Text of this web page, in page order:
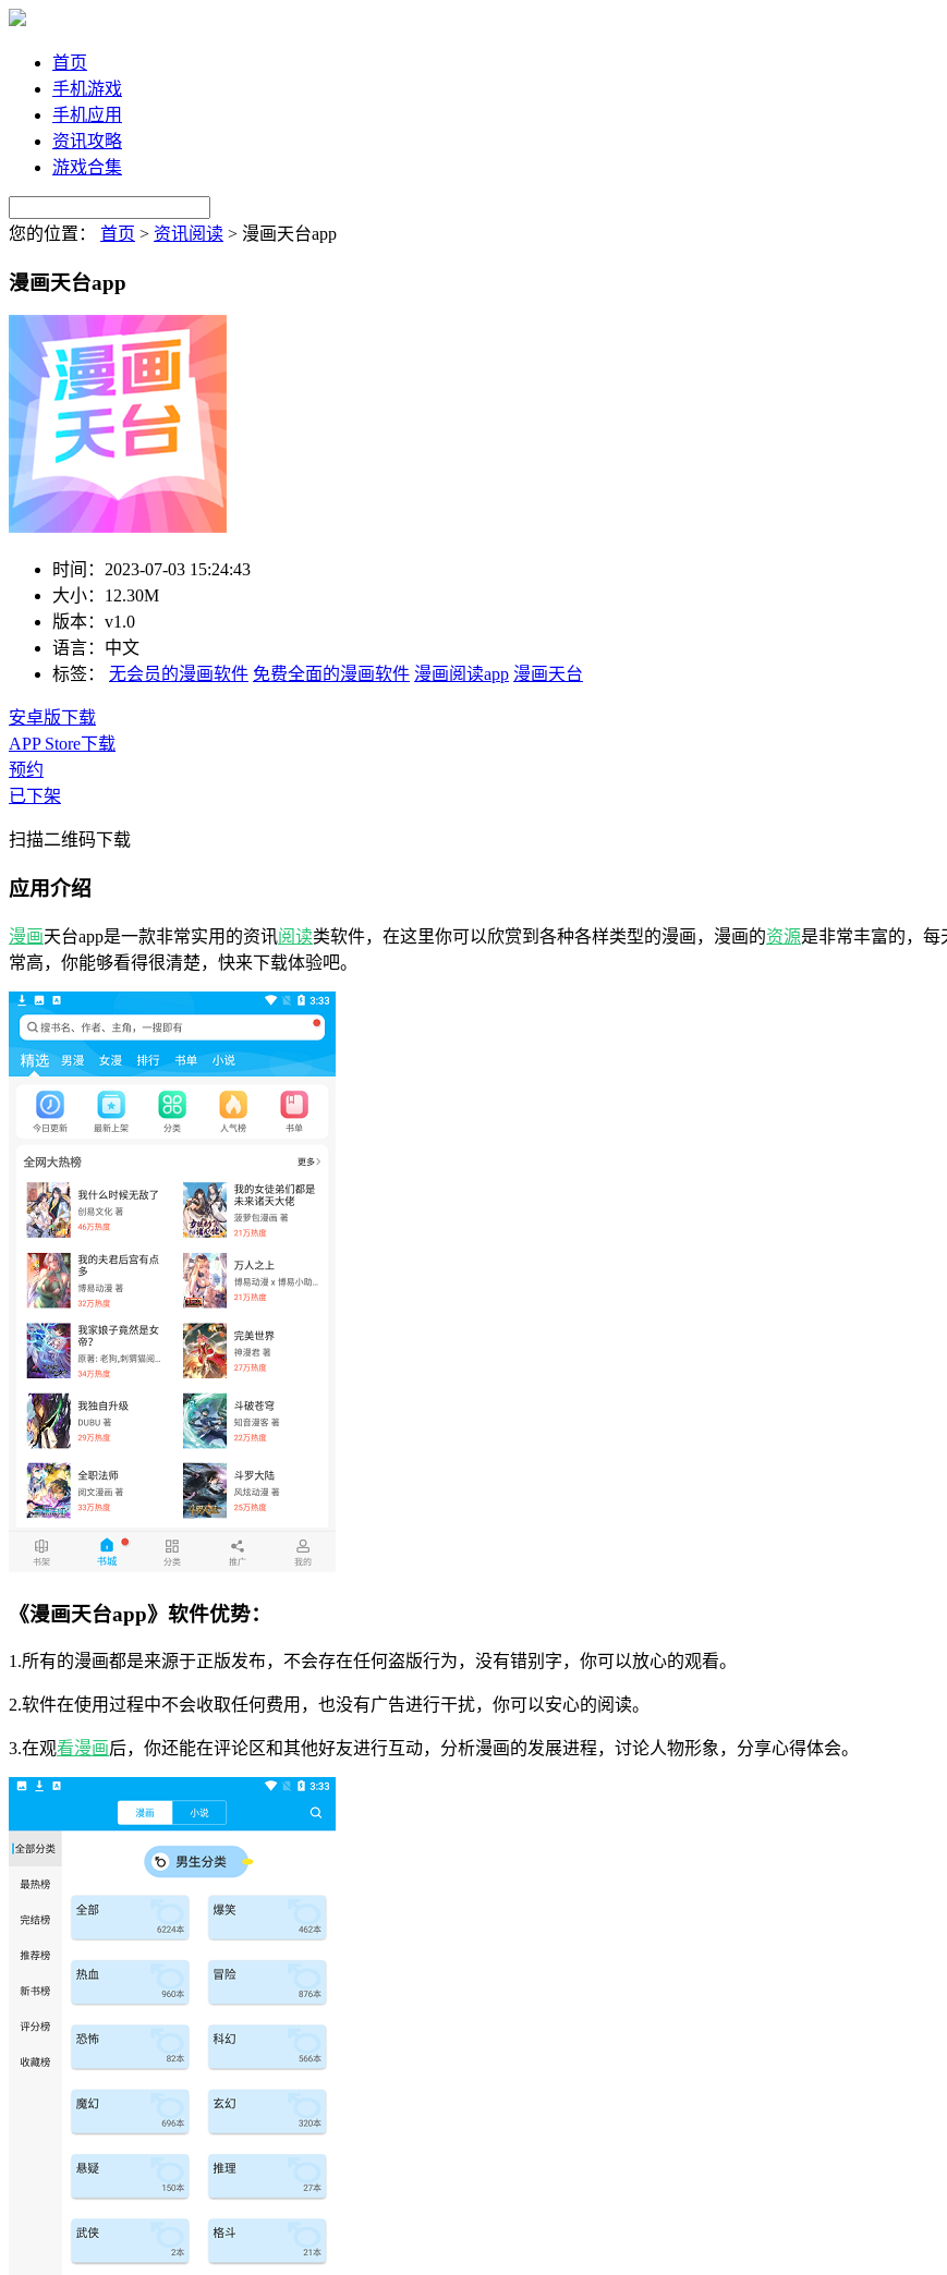
首页
手机游戏
手机应用
资讯攻略
游戏合集
您的位置： 首页 > 资讯阅读 > 漫画天台app
漫画天台app
时间： 2023-07-03 15:24:43
大小： 12.30M
版本： v1.0
语言： 中文
标签：
无会员的漫画软件 免费全面的漫画软件 漫画阅读app 漫画天台
安卓版下载
APP Store下载
预约
已下架
扫描二维码下载
应用介绍
漫画天台app是一款非常实用的资讯阅读类软件，在这里你可以欣赏到各种各样类型的漫画，漫画的资源是非常丰富的，
常高，你能够看得很清楚，快来下载体验吧。
《漫画天台app》软件优势：
1.所有的漫画都是来源于正版发布，不会存在任何盗版行为，没有错别字，你可以放心的观看。
2.软件在使用过程中不会收取任何费用，也没有广告进行干扰，你可以安心的阅读。
3.在观看漫画后，你还能在评论区和其他好友进行互动，分析漫画的发展进程，讨论人物形象，分享心得体会。